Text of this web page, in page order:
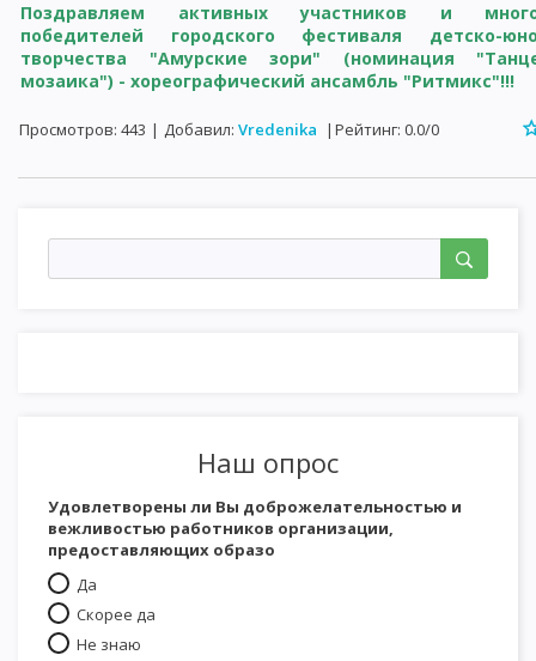
Наш опрос
Удовлетворены ли Вы доброжелательностью и
вежливостью работников организации,
предоставляющих образо
Да
Скорее да
Не знаю
Поздравляем активных участников и
победителей городского фестиваля детско-
творчества "Амурские зори" (номинация
мозаика") - хореографический ансамбль "Ритмикс"!!!
Просмотров: 443 | Добавил: Vredenika | Рейтинг: 0.0/0